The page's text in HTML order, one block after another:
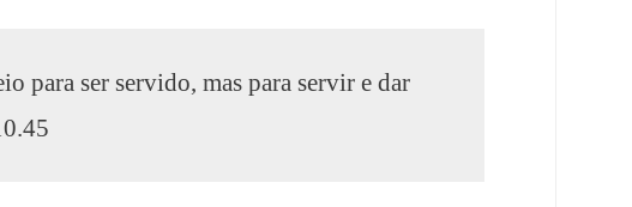
para ser servido, mas para servir e dar